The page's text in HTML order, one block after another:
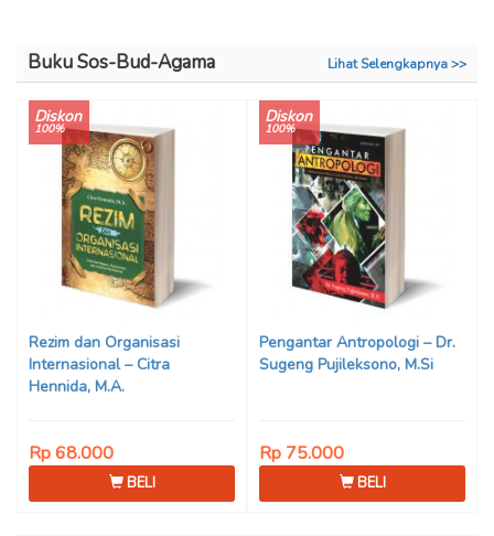
Buku Sos-Bud-Agama Lihat Selengkapnya >>
Diskon
100%
Rezim dan Organisasi
Internasional – Citra
Hennida, M.A.
Rp 68.000
BELI
Diskon
100%
Pengantar Antropologi – Dr.
Sugeng Pujileksono, M.Si
Rp 75.000
BELI